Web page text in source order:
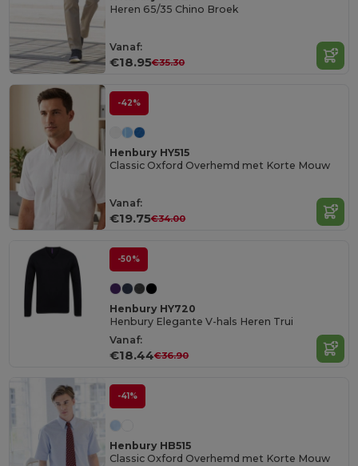
Heren 65/35 Chino Broek
Vanaf:
€18.95€35.30
-42%
Henbury HY515
Classic Oxford Overhemd met Korte Mouw
Vanaf:
€19.75€34.00
-50%
Henbury HY720
Henbury Elegante V-hals Heren Trui
Vanaf:
€18.44€36.90
-41%
Henbury HB515
Classic Oxford Overhemd met Korte Mouw